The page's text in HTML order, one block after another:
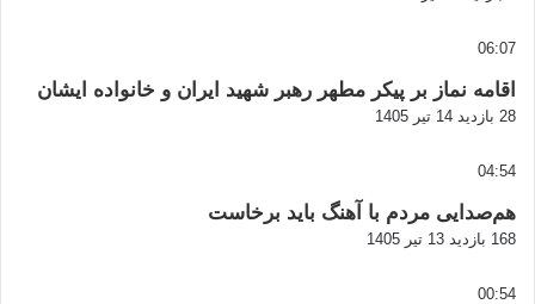
06:07
اقامه نماز بر پیکر مطهر رهبر شهید ایران و خانواده ایشان
28 بازدید 14 تیر 1405
04:54
هم‌صدایی مردم با آهنگ باید برخاست
168 بازدید 13 تیر 1405
00:54